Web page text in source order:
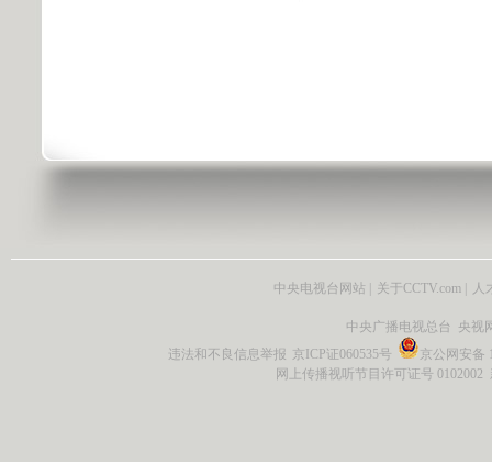
中央电视台网站 | 关于CCTV.com | 人
中央广播电视总台 央视
违法和不良信息举报 京ICP证060535号
京公网安备
网上传播视听节目许可证号 0102002